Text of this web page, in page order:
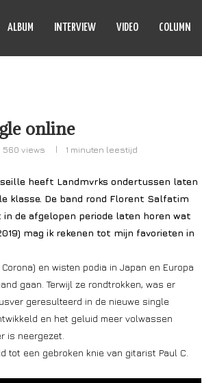
ALBUM INTERVIEW VIDEO COLUMN
online
560 views 1 minuten leestijd
heeft Landmvrks ondertussen laten
klasse. De band rond Florent Salfatim
in de afgelopen periode laten horen wat
mag ik rekenen tot mijn favorieten in
en wisten podia in Japan en Europa
gaan. Terwijl ze rondtrokken, was er
geresulteerd in de nieuwe single
en het geluid meer volwassen
is neergezet.
een gebroken knie van gitarist Paul C.